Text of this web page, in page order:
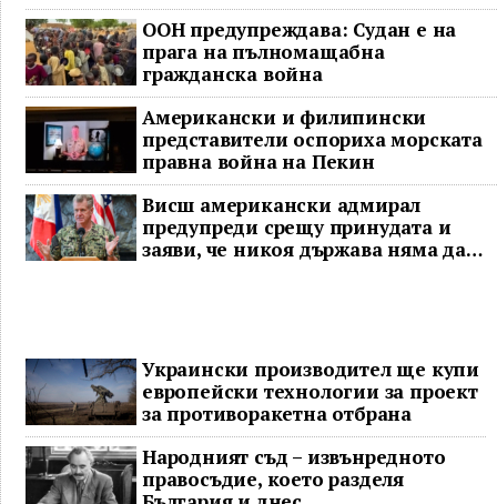
ООН предупреждава: Судан е на
прага на пълномащабна
гражданска война
Американски и филипински
представители оспориха морската
правна война на Пекин
Висш американски адмирал
предупреди срещу принудата и
заяви, че никоя държава няма да
Украински производител ще купи
европейски технологии за проект
за противоракетна отбрана
Народният съд – извънредното
правосъдие, което разделя